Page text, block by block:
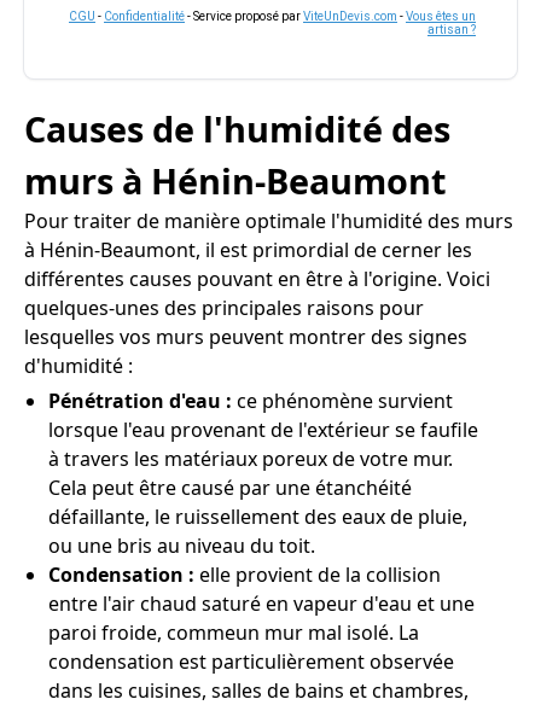
CGU - Confidentialité- Service proposé parViteUnDevis.com -Vous êtes un
artisan ?
Causes de l'humidité des
murs à Hénin-Beaumont
Pour traiter de manière optimale l'humidité des murs
à Hénin-Beaumont, il est primordial de cerner les
différentes causes pouvant en être à l'origine. Voici
quelques-unes des principales raisons pour
lesquelles vos murs peuvent montrer des signes
d'humidité :
Pénétration d'eau : ce phénomène survient
lorsque l'eau provenant de l'extérieur se faufile
à travers les matériaux poreux de votre mur.
Cela peut être causé par une étanchéité
défaillante, le ruissellement des eaux de pluie,
ou une bris au niveau du toit.
Condensation : elle provient de la collision
entre l'air chaud saturé en vapeur d'eau et une
paroi froide, commeun mur mal isolé. La
condensation est particulièrement observée
dans les cuisines, salles de bains et chambres,